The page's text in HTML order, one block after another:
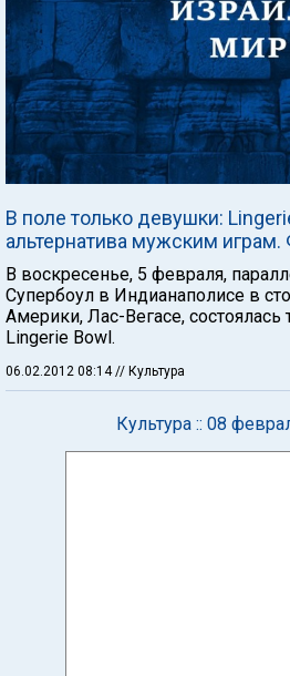
В поле только девушки:
альтернатива мужским
В воскресенье, 5 февраля,
Супербоул в Индианаполисе в
Америки, Лас-Вегасе, состоялась
Lingerie Bowl.
06.02.2012 08:14// Культура
Культура :: 08